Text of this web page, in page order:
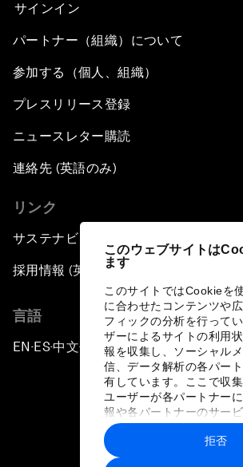
このウェブサイトは
ます
このサイトではCookieを
に合わせたコンテンツや
フィックの分析を行って
ザーによるサイトの利用
報を収集し、ソーシャル
信、データ解析の各パー
有しています。ここで収集
ユーザーが各パートナー
報や各パートナーのサー
に収集された情報と組み
トナーによって使用される
す。
拒否
サインイン
パートナー（組織）について
参加する（個人、組織）
プレスリリース登録
ニュースレター購読
連絡先 (英語のみ)
リンク
サステナビリティへの取り組み
採用情報 (英語のみ)
言語
EN ▪ES▪中文▪ 日本語
プライバシーポリシーと利